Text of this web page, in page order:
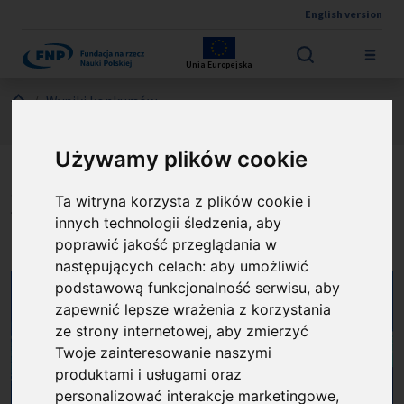
Używamy plików cookie
Ta witryna korzysta z plików cookie i
innych technologii śledzenia, aby
poprawić jakość przeglądania w
następujących celach:aby umożliwić
podstawową funkcjonalność serwisu,aby
zapewnić lepsze wrażenia z korzystania
ze strony internetowej,aby zmierzyć
Twoje zainteresowanie naszymi
produktami i usługami oraz
personalizować interakcje marketingowe,
English version
Unia Europejska
Jesteś tutaj:
Wyniki konkursów
Międzynarodowe Centrum
Badań Oka